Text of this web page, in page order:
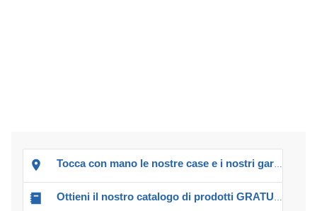
Tocca con mano le nostre case e i nostri garage!
Ottieni il nostro catalogo di prodotti GRATUITO!